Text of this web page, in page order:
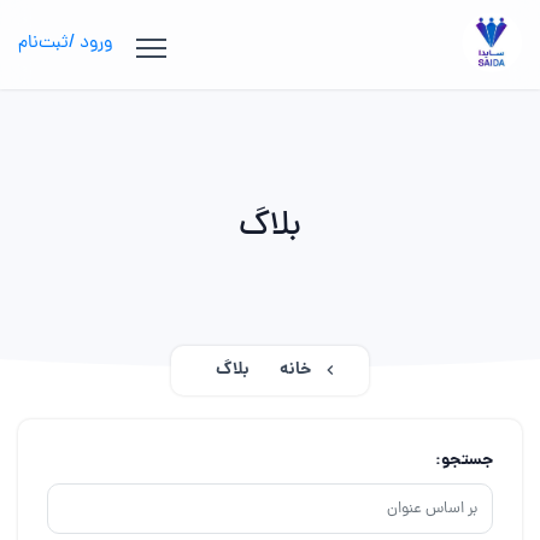
ورود /ثبت‌نام
بلاگ
خانه بلاگ
جستجو: